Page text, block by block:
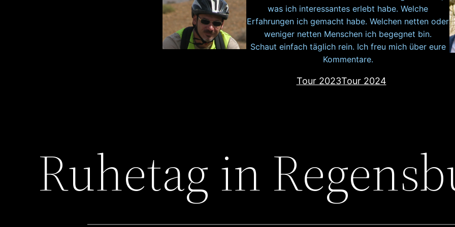
was ich interessantes erlebt habe. Welche
Erfahrungen ich gemacht habe. Welchen netten oder
weniger netten Menschen ich begegnet bin.
Schaut einfach täglich rein. Ich freu mich über eure
Kommentare.
Tour 2023Tour 2024
Ruhetag in